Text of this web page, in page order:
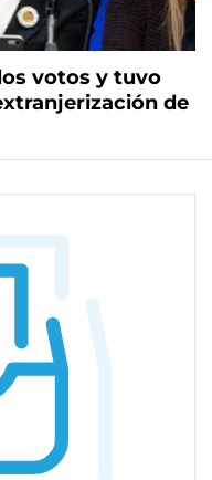
votos y tuvo
de